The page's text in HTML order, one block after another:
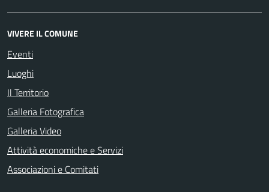
VIVERE IL COMUNE
Eventi
Luoghi
Il Territorio
Galleria Fotografica
Galleria Video
Attività economiche e Servizi
Associazioni e Comitati